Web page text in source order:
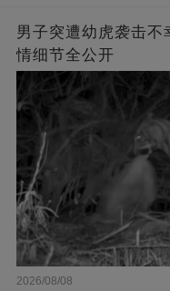
男子突遭幼虎袭击不
情细节全公开
2026/08/08